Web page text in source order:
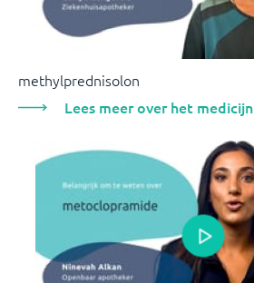
methylprednisolon
Lees meer over het medicijn